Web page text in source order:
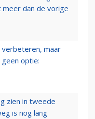
meer dan de vorige
maar
optie:
zien in tweede
is nog lang